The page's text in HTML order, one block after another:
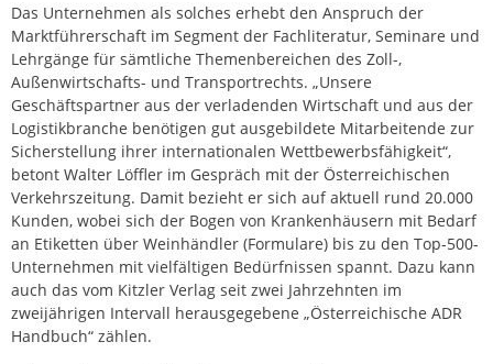
Das Unternehmen als solches erhebt den Anspruch der
Marktführerschaft im Segment der Fachliteratur, Seminare und
Lehrgänge für sämtliche Themenbereichen des Zoll-,
Außenwirtschafts- und Transportrechts. „Unsere
Geschäftspartner aus der verladenden Wirtschaft und aus der
Logistikbranche benötigen gut ausgebildete Mitarbeitende zur
Sicherstellung ihrer internationalen Wettbewerbsfähigkeit“,
betont Walter Löffler im Gespräch mit der Österreichischen
Verkehrszeitung. Damit bezieht er sich auf aktuell rund 20.000
Kunden, wobei sich der Bogen von Krankenhäusern mit Bedarf
an Etiketten über Weinhändler (Formulare) bis zu den Top-500-
Unternehmen mit vielfältigen Bedürfnissen spannt. Dazu kann
auch das vom Kitzler Verlag seit zwei Jahrzehnten im
zweijährigen Intervall herausgegebene „Österreichische ADR
Handbuch“ zählen.